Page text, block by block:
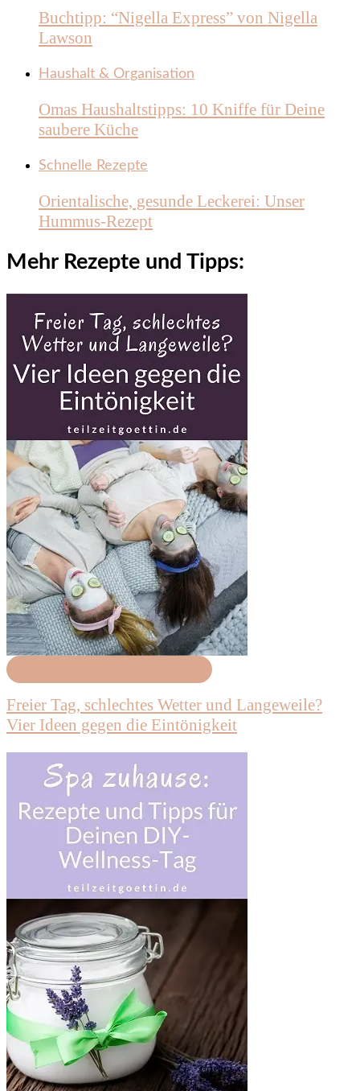
Buchtipp: “Nigella Express” von Nigella
Lawson
Haushalt & Organisation
Omas Haushaltstipps: 10 Kniffe für Deine
saubere Küche
Schnelle Rezepte
Orientalische, gesunde Leckerei: Unser
Hummus-Rezept
Mehr Rezepte und Tipps:
Freier Tag, schlechtes Wetter und Langeweile?
Vier Ideen gegen die Eintönigkeit